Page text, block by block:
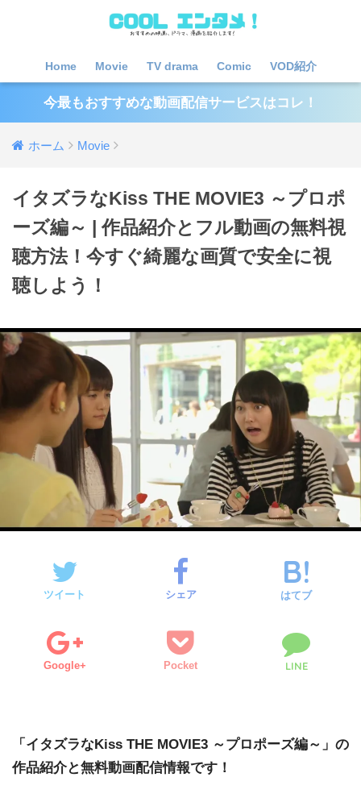
Home Movie TV drama Comic VOD紹介
今最もおすすめな動画配信サービスはコレ！
ホーム Movie
イタズラなKiss THE MOVIE3 ～プロポ
ーズ編～ | 作品紹介とフル動画の無料視
聴方法！今すぐ綺麗な画質で安全に視
聴しよう！
ツイート シェア はてブ
Google+ Pocket LINE
「イタズラなKiss THE MOVIE3 ～プロポーズ編～」の
作品紹介と無料動画配信情報です！